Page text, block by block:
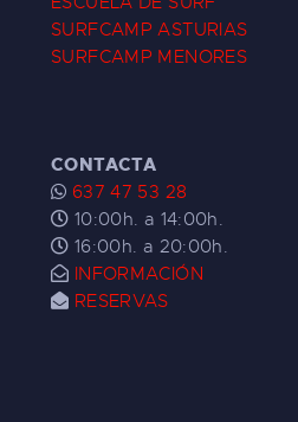
SURFCAMP ASTURIAS
SURFCAMP MENORES
CONTACTA
637 47 53 28
10:00h. a 14:00h.
16:00h. a 20:00h.
INFORMACIÓN
RESERVAS